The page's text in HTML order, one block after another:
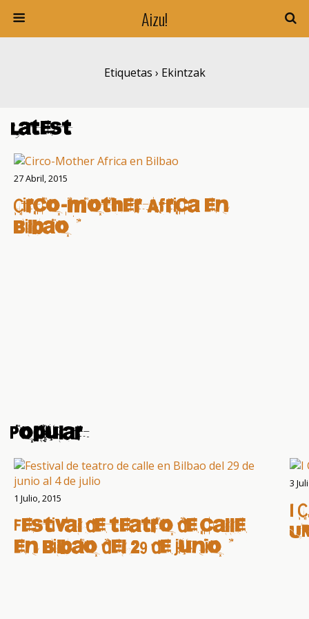
Aizu!
Etiquetas › Ekintzak
Latest
27 Abril, 2015
Circo-Mother Africa en
Bilbao
Popular
1 Julio, 2015
Festival de teatro de calle
en Bilbao del 29 de junio al
3
I